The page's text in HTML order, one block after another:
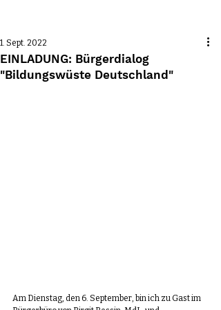
EINLADUNG: Bürgerdialog
"Bildungswüste Deutschland"
1. Sept. 2022
Am Dienstag, den 6. September, bin ich zu Gast im